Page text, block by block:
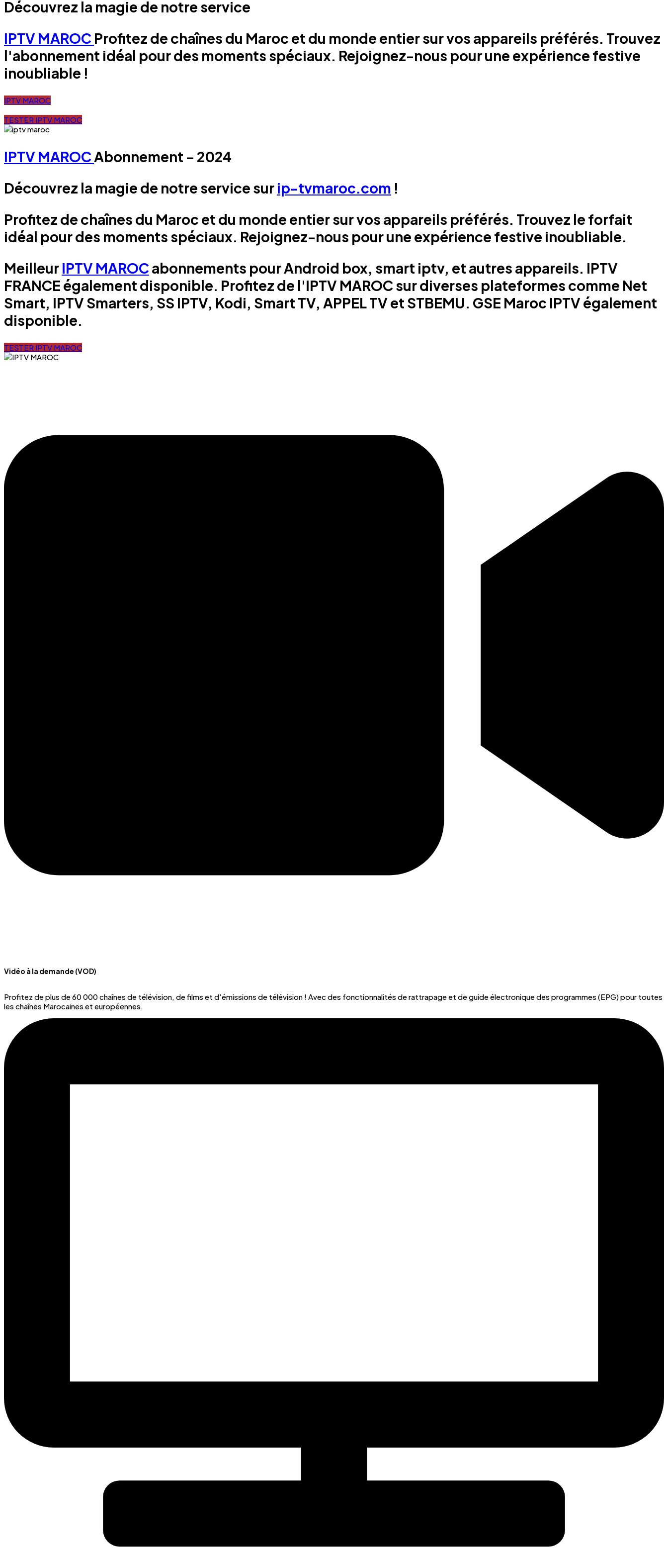
Découvrez la magie de notre service
IPTV MAROC Profitez de chaînes du Maroc et du monde entier sur vos appareils préférés. Trouvez
l'abonnement idéal pour des moments spéciaux. Rejoignez-nous pour une expérience festive
inoubliable !
IPTV MAROC
TESTER IPTV MAROC
IPTV MAROCAbonnement – 2024
Découvrez la magie de notre service sur ip-tvmaroc.com !
Profitez de chaînes du Maroc et du monde entier sur vos appareils préférés. Trouvez le forfait
idéal pour des moments spéciaux. Rejoignez-nous pour une expérience festive inoubliable.
Meilleur IPTV MAROC abonnements pour Android box, smart iptv, et autres appareils. IPTV
FRANCE également disponible. Profitez de l'IPTV MAROC sur diverses plateformes comme Net
Smart, IPTV Smarters, SS IPTV, Kodi, Smart TV, APPEL TV et STBEMU. GSE Maroc IPTV également
disponible.
TESTER IPTV MAROC
Vidéo à la demande (VOD)
Profitez de plus de 60 000 chaînes de télévision, de films et d'émissions de télévision ! Avec des fonctionnalités de rattrapage et de guide électronique des programmes (EPG) pour toutes
les chaînes Marocaines et européennes.